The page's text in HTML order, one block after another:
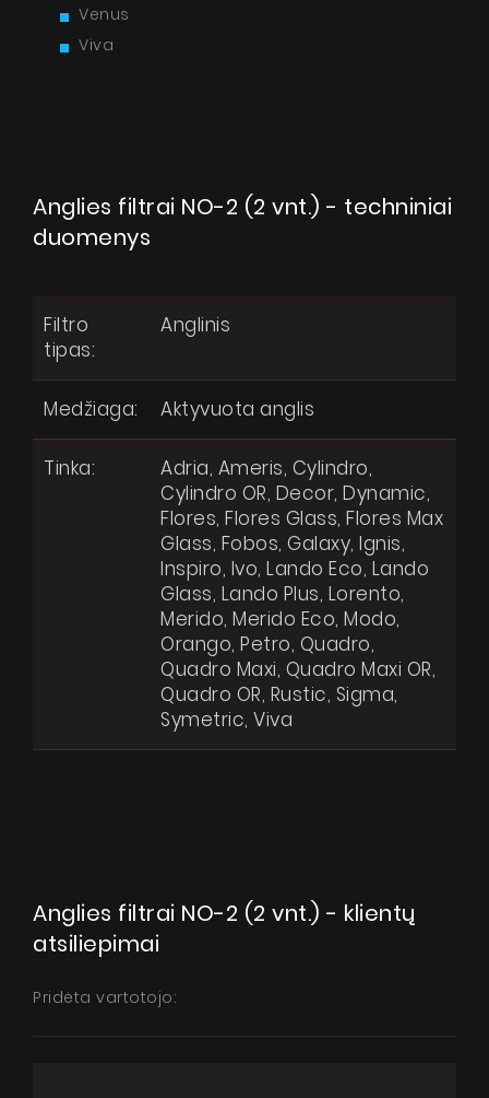
Apie mus
Virtualus gidas
Kur nusipirkti
Galerija
Akcijos
Dirbkime kartu
Kontaktai
Sutinku, kad mano asmens duomenys būtų tvarkomi pagal Lietuvos
respublikos duomenų apsaugos įstatymą
SIŲSTI
Venus
Viva
Anglies filtrai NO-2 (2 vnt.) - techniniai
duomenys
Filtro
tipas:
Anglinis
Medžiaga: Aktyvuota anglis
Tinka:
Adria, Ameris, Cylindro,
Cylindro OR, Decor, Dynamic,
Flores, Flores Glass, Flores Max
Glass, Fobos, Galaxy, Ignis,
Inspiro, Ivo, Lando Eco, Lando
Glass, Lando Plus, Lorento,
Merido, Merido Eco, Modo,
Orango, Petro, Quadro,
Quadro Maxi, Quadro Maxi OR,
Quadro OR, Rustic, Sigma,
Symetric, Viva
Anglies filtrai NO-2 (2 vnt.) - klientų
atsiliepimai
Pridėta vartotojo: